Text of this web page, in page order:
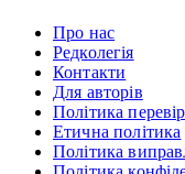
Про нас
Редколегія
Контакти
Для авторів
Політика
Етична політика
Політика